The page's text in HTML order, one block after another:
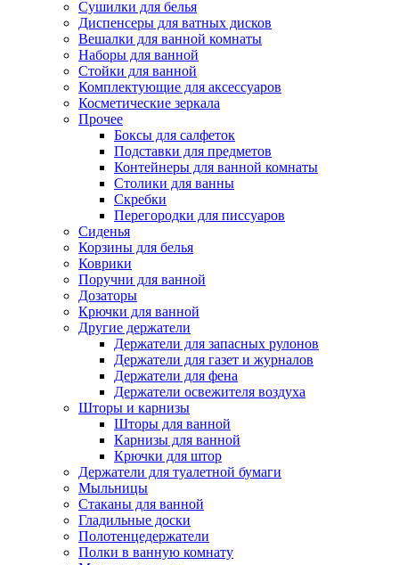
Сушилки для белья
Диспенсеры для ватных дисков
Вешалки для ванной комнаты
Наборы для ванной
Стойки для ванной
Комплектующие для аксессуаров
Косметические зеркала
Прочее
Боксы для салфеток
Подставки для предметов
Контейнеры для ванной комнаты
Столики для ванны
Скребки
Перегородки для писсуаров
Сиденья
Корзины для белья
Коврики
Поручни для ванной
Дозаторы
Крючки для ванной
Другие держатели
Держатели для запасных рулонов
Держатели для газет и журналов
Держатели для фена
Держатели освежителя воздуха
Шторы и карнизы
Шторы для ванной
Карнизы для ванной
Крючки для штор
Держатели для туалетной бумаги
Мыльницы
Стаканы для ванной
Гладильные доски
Полотенцедержатели
Полки в ванную комнату